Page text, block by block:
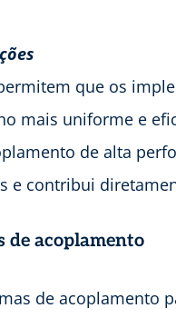
que os
mais uniforme e
de alta
e contribui
de acoplamento
de acoplamento